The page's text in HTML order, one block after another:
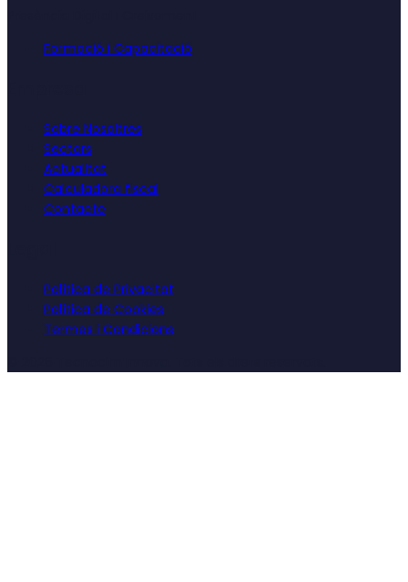
Formació i Capacitació
Sobre Nosaltres
Sectors
Actualitat
Calculadora fiscal
Contacte
Política de Privacitat
Política de Cookies
Termes i Condicions